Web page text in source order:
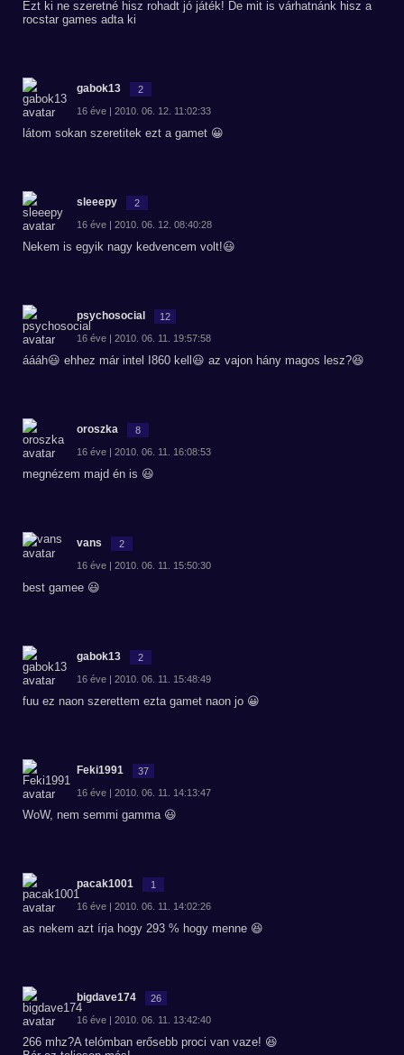
Ezt ki ne szeretné hisz rohadt jó játék! De mit is várhatnánk hisz a
rocstar games adta ki
gabok13 2
16 éve | 2010. 06. 12. 11:02:33
látom sokan szeretitek ezt a gamet 😀
sleeepy 2
16 éve | 2010. 06. 12. 08:40:28
Nekem is egyik nagy kedvencem volt!😃
psychosocial 12
16 éve | 2010. 06. 11. 19:57:58
áááh😃 ehhez már intel I860 kell😃 az vajon hány magos lesz?😆
oroszka 8
16 éve | 2010. 06. 11. 16:08:53
megnézem majd én is 😃
vans 2
16 éve | 2010. 06. 11. 15:50:30
best gamee 😃
gabok13 2
16 éve | 2010. 06. 11. 15:48:49
fuu ez naon szerettem ezta gamet naon jo 😀
Feki1991 37
16 éve | 2010. 06. 11. 14:13:47
WoW, nem semmi gamma 😃
pacak1001 1
16 éve | 2010. 06. 11. 14:02:26
as nekem azt írja hogy 293 % hogy menne 😆
bigdave174 26
16 éve | 2010. 06. 11. 13:42:40
266 mhz?A telómban erősebb proci van vaze! 😆